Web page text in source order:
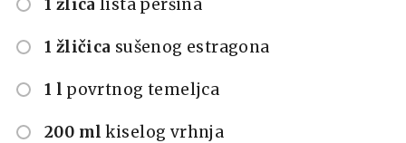
1 žlica lista peršina
1 žličica sušenog estragona
1 l povrtnog temeljca
200 ml kiselog vrhnja